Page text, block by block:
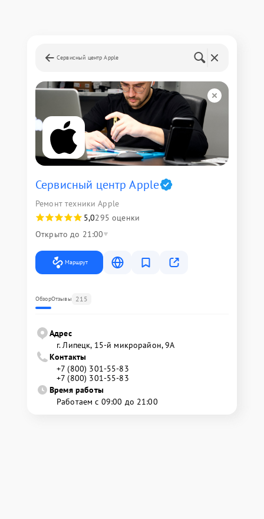
Сервисный центр Apple
Сервисный центр Apple
Ремонт техники Apple
5,0295 оценки
Открыто до 21:00
Маршрут
ОбзорОтзывы 215
Адрес
г. Липецк, 15-й микрорайон, 9А
Контакты
+7 (800) 301-55-83
+7 (800) 301-55-83
Время работы
Работаем с 09:00 до 21:00